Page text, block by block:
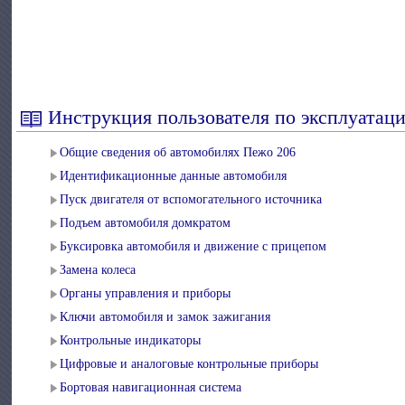
Инструкция пользователя по
Общие сведения об автомобилях Пежо 206
Идентификационные данные автомобиля
Пуск двигателя от вспомогательного источника
Подъем автомобиля домкратом
Буксировка автомобиля и движение с прицепом
Замена колеса
Органы управления и приборы
Ключи автомобиля и замок зажигания
Контрольные индикаторы
Цифровые и аналоговые контрольные приборы
Бортовая навигационная система